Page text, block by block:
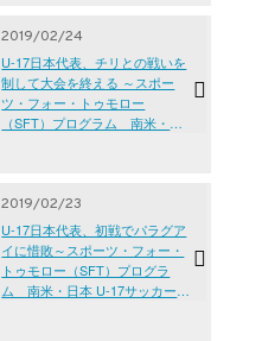
2019/02/24
U-17日本代表、チリとの戦いを
制して大会を終える ～スポー
ツ・フォー・トゥモロー
（SFT）プログラム 南米・日
2019/02/23
U-17日本代表、初戦でパラグア
イに惜敗～スポーツ・フォー・
トゥモロー（SFT）プログラ
ム 南米・日本 U-17サッカー交